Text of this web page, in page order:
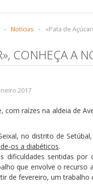
- Notícias - «Pata de
CONHEÇA A
2017
com raízes na aldeia de
no distrito de
os a diabéticos.
dificuldades sentidas por
que envolve o recurso
de fevereiro, um